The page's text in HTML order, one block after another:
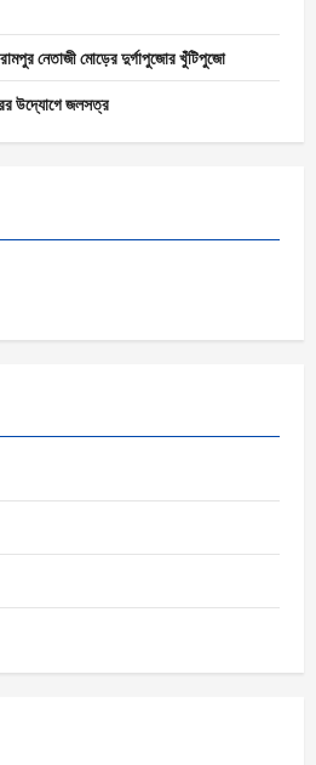
নেতাজী মোড়ের দুর্গাপুজোর খুঁটিপুজো
উদ্যোগে জলসত্র